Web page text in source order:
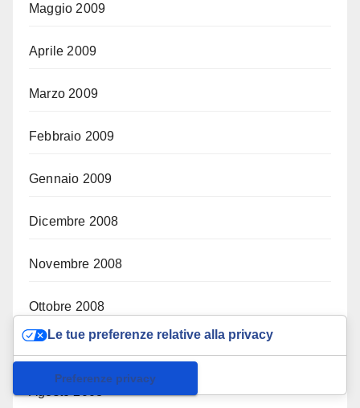
Maggio 2009
Aprile 2009
Marzo 2009
Febbraio 2009
Gennaio 2009
Dicembre 2008
Novembre 2008
Ottobre 2008
Le tue preferenze relative alla privacy
Informativa sulla raccolta